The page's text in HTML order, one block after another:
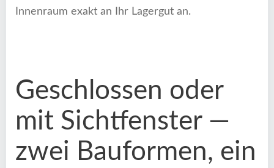
Innenraum exakt an Ihr Lagergut an.
Geschlossen oder
mit Sichtfenster —
zwei Bauformen, ein